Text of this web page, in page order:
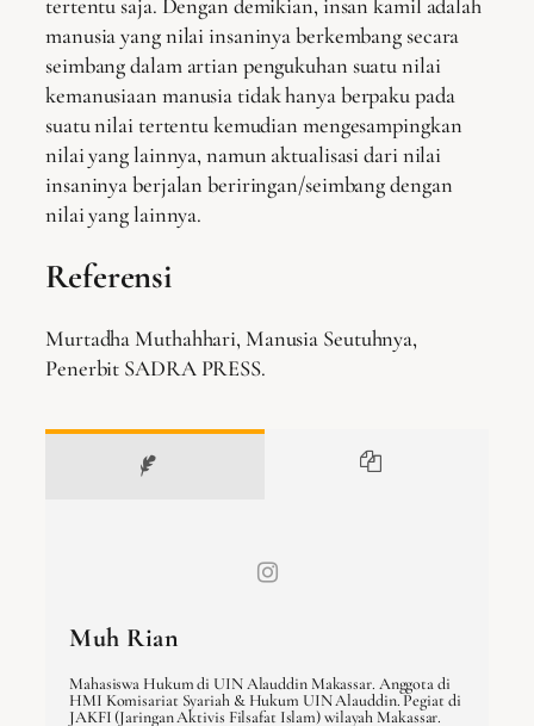
tertentu saja. Dengan demikian, insan kamil adalah
manusia yang nilai insaninya berkembang secara
seimbang dalam artian pengukuhan suatu nilai
kemanusiaan manusia tidak hanya berpaku pada
suatu nilai tertentu kemudian mengesampingkan
nilai yang lainnya, namun aktualisasi dari nilai
insaninya berjalan beriringan/seimbang dengan
nilai yang lainnya.
Referensi
Murtadha Muthahhari, Manusia Seutuhnya,
Penerbit SADRA PRESS.
Muh Rian
Mahasiswa Hukum di UIN Alauddin Makassar. Anggota di
HMI Komisariat Syariah & Hukum UIN Alauddin. Pegiat di
JAKFI (Jaringan Aktivis Filsafat Islam) wilayah Makassar.